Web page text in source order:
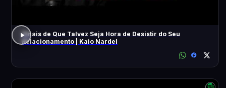
Sinais de Que Talvez Seja Hora de Desistir do Seu
Relacionamento | Kaio Nardel